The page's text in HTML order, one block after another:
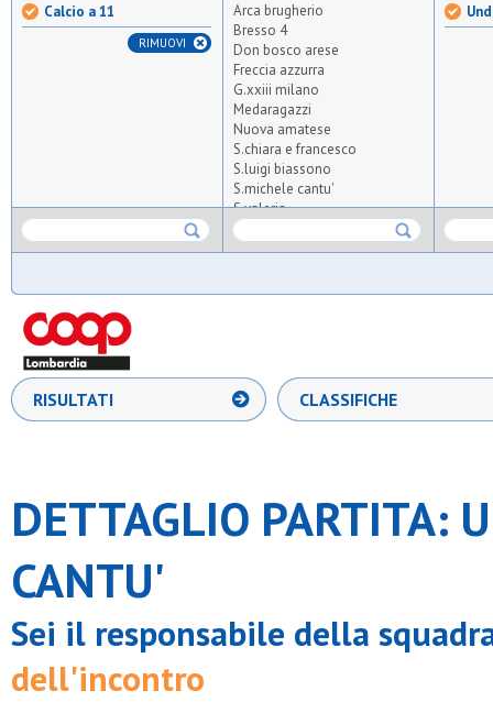
Calcio a 11
RIMUOVI
Arca brugherio
Bresso 4
Don bosco arese
Freccia azzurra
G.xxiii milano
Medaragazzi
Nuova amatese
S.chiara e francesco
S.luigi biassono
S.michele cantu'
S.valeria
Samma
St. ambroeus fc
RISULTATI CLASSIFICHE
DETTAGLIO PARTITA:
CANTU'
Sei il responsabile della
dell'incontro